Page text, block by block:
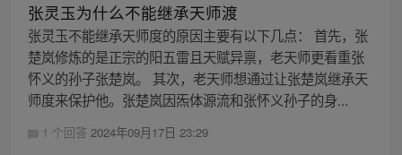
张灵玉为什么不能继承天师渡
张灵玉不能继承天师度的原因主要有以下几点： 首先，张
楚岚修炼的是正宗的阳五雷且天赋异禀，老天师更看重张
怀义的孙子张楚岚。 其次，老天师想通过让张楚岚继承天
师度来保护他。张楚岚因炁体源流和张怀义孙子的身...
1 个回答 2024年09月17日 23:29